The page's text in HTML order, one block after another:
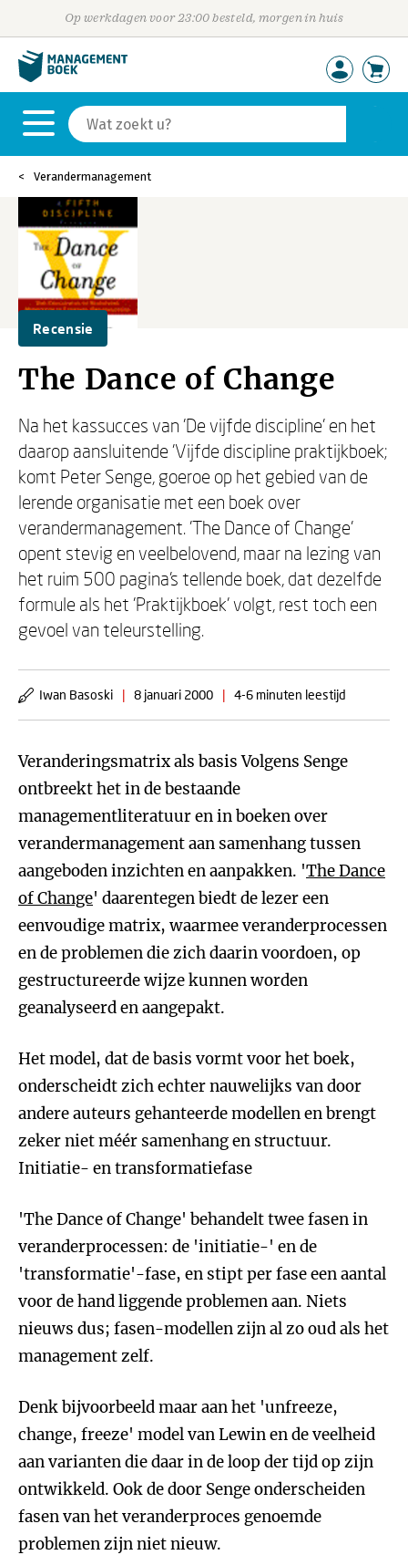
Op werkdagen voor 23:00 besteld, morgen in huis
Verandermanagement
Recensie
The Dance of Change
Na het kassucces van 'De vijfde discipline' en het
daarop aansluitende 'Vijfde discipline praktijkboek;
komt Peter Senge, goeroe op het gebied van de
lerende organisatie met een boek over
verandermanagement. 'The Dance of Change'
opent stevig en veelbelovend, maar na lezing van
het ruim 500 pagina's tellende boek, dat dezelfde
formule als het 'Praktijkboek' volgt, rest toch een
gevoel van teleurstelling.
Iwan Basoski | 8 januari 2000 | 4-6 minuten leestijd
Veranderingsmatrix als basis Volgens Senge
ontbreekt het in de bestaande
managementliteratuur en in boeken over
verandermanagement aan samenhang tussen
aangeboden inzichten en aanpakken. 'The Dance
of Change' daarentegen biedt de lezer een
eenvoudige matrix, waarmee veranderprocessen
en de problemen die zich daarin voordoen, op
gestructureerde wijze kunnen worden
geanalyseerd en aangepakt.
Het model, dat de basis vormt voor het boek,
onderscheidt zich echter nauwelijks van door
andere auteurs gehanteerde modellen en brengt
zeker niet méér samenhang en structuur.
Initiatie- en transformatiefase
'The Dance of Change' behandelt twee fasen in
veranderprocessen: de 'initiatie-' en de
'transformatie'-fase, en stipt per fase een aantal
voor de hand liggende problemen aan. Niets
nieuws dus; fasen-modellen zijn al zo oud als het
management zelf.
Denk bijvoorbeeld maar aan het 'unfreeze,
change, freeze' model van Lewin en de veelheid
aan varianten die daar in de loop der tijd op zijn
ontwikkeld. Ook de door Senge onderscheiden
fasen van het veranderproces genoemde
problemen zijn niet nieuw.